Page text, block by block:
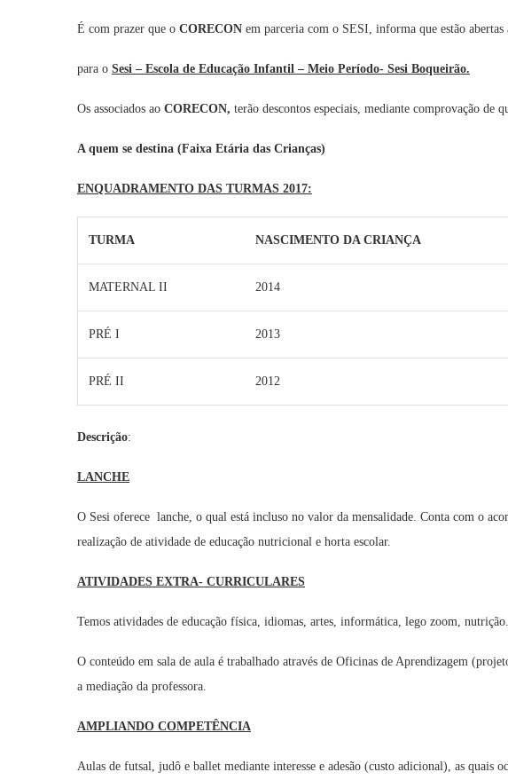
É com prazer que o CORECON em parceria com o SESI, informa que estão
para o Sesi – Escola de Educação Infantil – Meio Período- Sesi Boqueirão.
Os associados ao CORECON, terão descontos especiais, mediante comprovação de
A quem se destina (Faixa Etária das Crianças)
ENQUADRAMENTO DAS TURMAS 2017:
TURMA NASCIMENTO DA CRIANÇA
MATERNAL II 2014
PRÉ I 2013
PRÉ II 2012
Descrição:
LANCHE
O Sesi oferece lanche, o qual está incluso no valor da mensalidade. Conta com o
realização de atividade de educação nutricional e horta escolar.
ATIVIDADES EXTRA- CURRICULARES
Temos atividades de educação física, idiomas, artes, informática, lego zoom, nutrição.
O conteúdo em sala de aula é trabalhado através de Oficinas de Aprendizagem
a mediação da professora.
AMPLIANDO COMPETÊNCIA
Aulas de futsal, judô e ballet mediante interesse e adesão (custo adicional), as quais